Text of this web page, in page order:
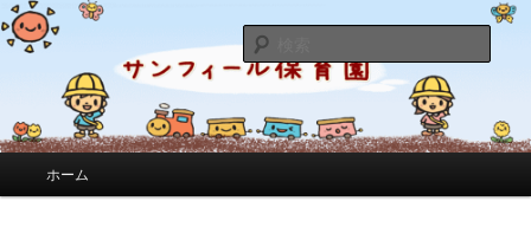
サンフィール保育園のブログ
サンフィール保育園のせんせいのブログです。園の日常を綴っています。
索
メインコンテンツへ移動
サブコンテンツへ移動
ホーム